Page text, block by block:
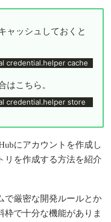
ャッシュしておくと
credential.helper cache
はこちら。
credential.helper store
にアカウントを作成し
リを作成する方法を紹介
で厳密な開発ルールとか
枠で十分な機能がありま